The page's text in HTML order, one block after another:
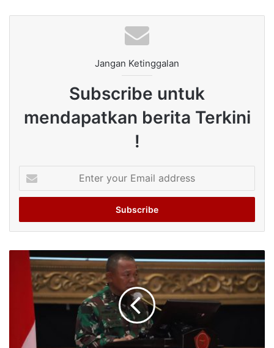
Jangan Ketinggalan
Subscribe untuk
mendapatkan berita Terkini
!
your
Email